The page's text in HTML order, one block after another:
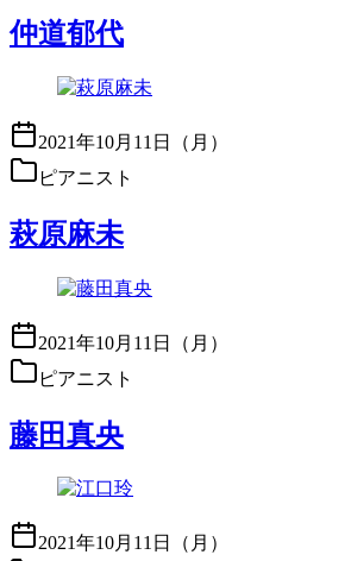
仲道郁代
2021年10月11日（月）
ピアニスト
萩原麻未
2021年10月11日（月）
ピアニスト
藤田真央
2021年10月11日（月）